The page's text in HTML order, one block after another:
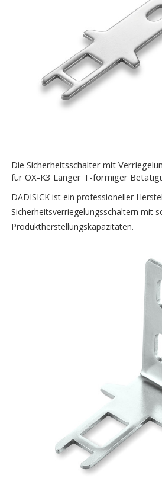
Die Sicherheitsschalter mit
für OX-K3 Langer T-förmiger
DADISICK ist ein professioneller
Sicherheitsverriegelungsschaltern mit
Produktherstellungskapazitäten.